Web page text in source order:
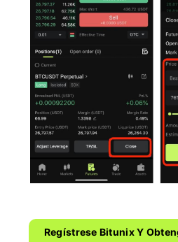
Regístrese Bitunix Y